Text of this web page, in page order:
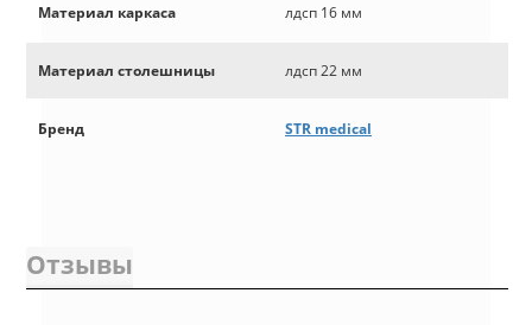
Материал каркаса лдсп 16 мм
Материал столешницы лдсп 22 мм
Бренд STR medical
Отзывы